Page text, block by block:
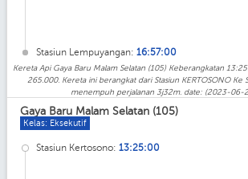
Stasiun Lempuyangan: 16:57:00
Kereta Api Gaya Baru Malam Selatan (105) Keberangkatan
265.000. Kereta ini berangkat dari Stasiun KERTOSONO Ke
menempuh perjalanan 3j32m. date: (2023-06-
Gaya Baru Malam Selatan (105)
Kelas: Eksekutif
Stasiun Kertosono: 13:25:00